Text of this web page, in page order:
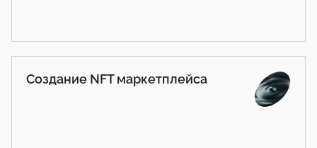
Создание NFT маркетплейса